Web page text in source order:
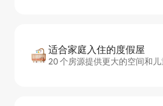
适合家庭入住的度假屋
20 个房源提供更大的空间和